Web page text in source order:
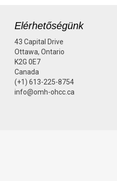
Elérhetőségünk
43 Capital Drive
Ottawa, Ontario
K2G 0E7
Canada
(+1) 613-225-8754
info@omh-ohcc.ca